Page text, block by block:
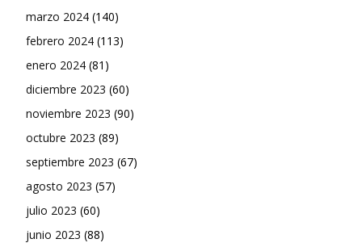
marzo 2024 (140)
febrero 2024 (113)
enero 2024 (81)
diciembre 2023 (60)
noviembre 2023 (90)
octubre 2023 (89)
septiembre 2023 (67)
agosto 2023 (57)
julio 2023 (60)
junio 2023 (88)